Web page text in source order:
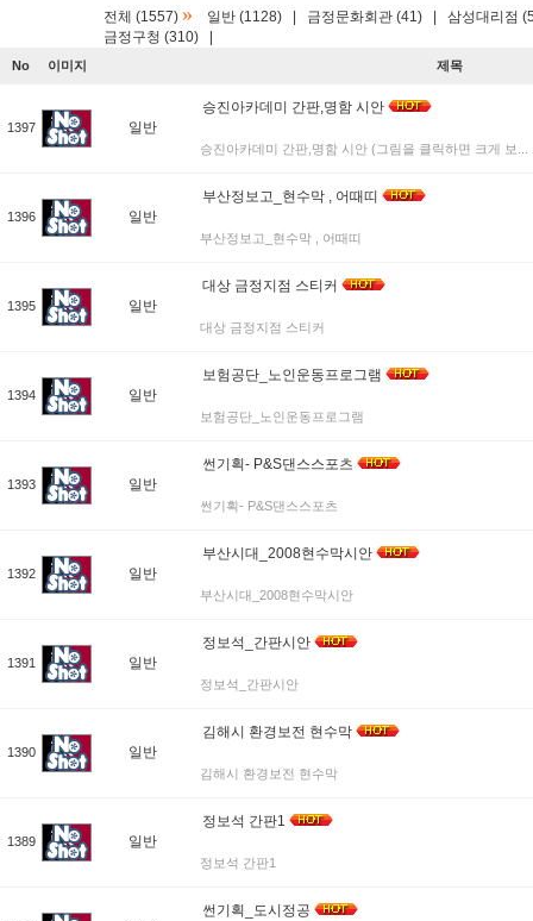
전체 (1557) » 일반 (1128) 금정문화회관 (41)
삼성대리점
금정구청 (310)
No 이미지 제목
1397 일반
승진아카데미 간판,명함 시안
승진아카데미 간판,명함 시안 (그림을 클릭하면 크게 보...
1396 일반
부산정보고_현수막 , 어때띠
부산정보고_현수막 , 어때띠
1395 일반
대상 금정지점 스티커
대상 금정지점 스티커
1394 일반
보험공단_노인운동프로그램
보험공단_노인운동프로그램
1393 일반
썬기획- P&S댄스스포츠
썬기획- P&S댄스스포츠
1392 일반
부산시대_2008현수막시안
부산시대_2008현수막시안
1391 일반
정보석_간판시안
정보석_간판시안
1390 일반
김해시 환경보전 현수막
김해시 환경보전 현수막
1389 일반
정보석 간판1
정보석 간판1
썬기획_도시정공